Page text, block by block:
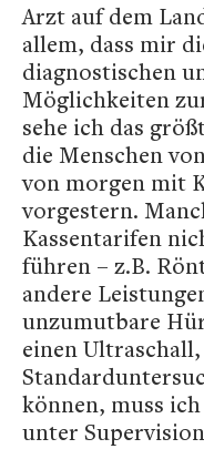
Arzt auf dem
allem, dass mir
diagnostischen
Möglichkeiten
sehe ich das
die Menschen
von morgen mit
vorgestern.
Kassentarifen
führen – z.B.
andere
unzumutbare
einen
können, muss
unter